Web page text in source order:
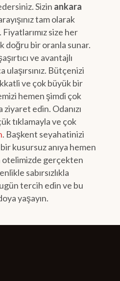
Sizin ankara
tam olarak
size her
doğru bir oranla sunar.
ve avantajlı
ulaşırsınız. Bütçenizi
ve çok büyük bir
hemen şimdi çok
ziyaret edin. Odanızı
tıklamayla ve çok
. Başkent seyahatinizi
kusursuz anıya hemen
otelimizde gerçekten
sabırsızlıkla
tercih edin ve bu
yaşayın.